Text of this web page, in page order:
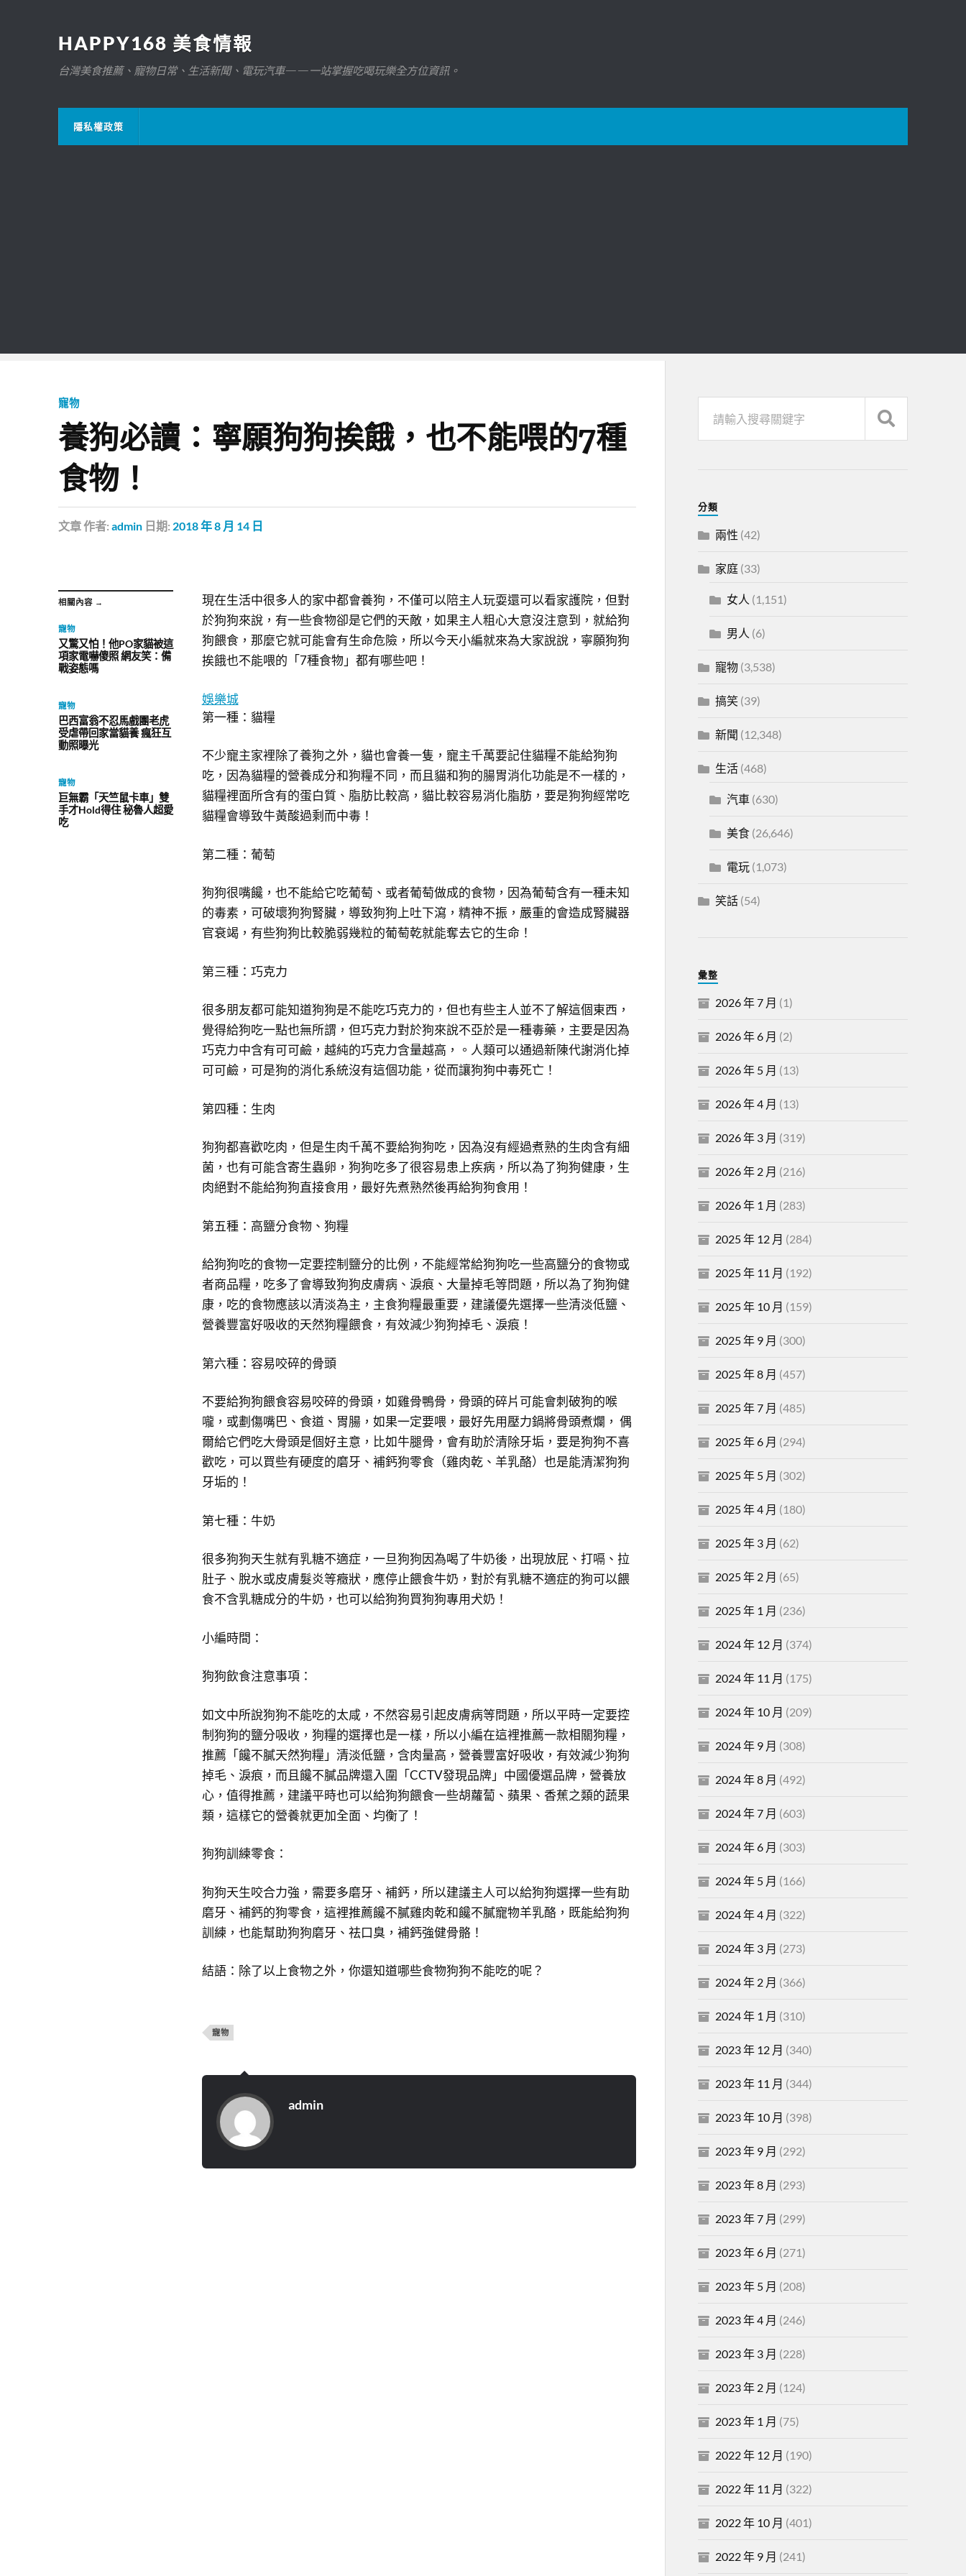
HAPPY168 美食情報
台灣美食推薦、寵物日常、生活新聞、電玩汽車——一站掌握吃喝玩樂全方位資訊。
隱私權政策
寵物
養狗必讀：寧願狗狗挨餓，也不能喂的7種
食物！
文章作者: admin 日期: 2018 年 8 月 14 日
相關內容 →
寵物
又驚又怕！他PO家貓被這
項家電嚇傻照 網友笑：備
戰姿態嗎
寵物
巴西富翁不忍馬戲團老虎
受虐帶回家當貓養 瘋狂互
動照曝光
寵物
巨無霸「天竺鼠卡車」雙
手才Hold得住 秘魯人超愛
吃
現在生活中很多人的家中都會養狗，不僅可以陪主人玩耍還可以看家護院，但對
於狗狗來說，有一些食物卻是它們的天敵，如果主人粗心大意沒注意到，就給狗
狗餵食，那麼它就可能會有生命危險，所以今天小編就來為大家說說，寧願狗狗
挨餓也不能喂的「7種食物」都有哪些吧！
娛樂城
第一種：貓糧
不少寵主家裡除了養狗之外，貓也會養一隻，寵主千萬要記住貓糧不能給狗狗
吃，因為貓糧的營養成分和狗糧不同，而且貓和狗的腸胃消化功能是不一樣的，
貓糧裡面所含有的蛋白質、脂肪比較高，貓比較容易消化脂肪，要是狗狗經常吃
貓糧會導致牛黃酸過剩而中毒！
第二種：葡萄
狗狗很嘴饞，也不能給它吃葡萄、或者葡萄做成的食物，因為葡萄含有一種未知
的毒素，可破壞狗狗腎臟，導致狗狗上吐下瀉，精神不振，嚴重的會造成腎臟器
官衰竭，有些狗狗比較脆弱幾粒的葡萄乾就能奪去它的生命！
第三種：巧克力
很多朋友都可能知道狗狗是不能吃巧克力的，但也有些主人並不了解這個東西，
覺得給狗吃一點也無所謂，但巧克力對於狗來說不亞於是一種毒藥，主要是因為
巧克力中含有可可鹼，越純的巧克力含量越高，。人類可以通過新陳代謝消化掉
可可鹼，可是狗的消化系統沒有這個功能，從而讓狗狗中毒死亡！
第四種：生肉
狗狗都喜歡吃肉，但是生肉千萬不要給狗狗吃，因為沒有經過煮熟的生肉含有細
菌，也有可能含寄生蟲卵，狗狗吃多了很容易患上疾病，所以為了狗狗健康，生
肉絕對不能給狗狗直接食用，最好先煮熟然後再給狗狗食用！
第五種：高鹽分食物、狗糧
給狗狗吃的食物一定要控制鹽分的比例，不能經常給狗狗吃一些高鹽分的食物或
者商品糧，吃多了會導致狗狗皮膚病、淚痕、大量掉毛等問題，所以為了狗狗健
康，吃的食物應該以清淡為主，主食狗糧最重要，建議優先選擇一些清淡低鹽、
營養豐富好吸收的天然狗糧餵食，有效減少狗狗掉毛、淚痕！
第六種：容易咬碎的骨頭
不要給狗狗餵食容易咬碎的骨頭，如雞骨鴨骨，骨頭的碎片可能會刺破狗的喉
嚨，或劃傷嘴巴、食道、胃腸，如果一定要喂，最好先用壓力鍋將骨頭煮爛， 偶
爾給它們吃大骨頭是個好主意，比如牛腿骨，會有助於清除牙垢，要是狗狗不喜
歡吃，可以買些有硬度的磨牙、補鈣狗零食（雞肉乾、羊乳酪）也是能清潔狗狗
牙垢的！
第七種：牛奶
很多狗狗天生就有乳糖不適症，一旦狗狗因為喝了牛奶後，出現放屁、打嗝、拉
肚子、脫水或皮膚髮炎等癥狀，應停止餵食牛奶，對於有乳糖不適症的狗可以餵
食不含乳糖成分的牛奶，也可以給狗狗買狗狗專用犬奶！
小編時間：
狗狗飲食注意事項：
如文中所說狗狗不能吃的太咸，不然容易引起皮膚病等問題，所以平時一定要控
制狗狗的鹽分吸收，狗糧的選擇也是一樣，所以小編在這裡推薦一款相關狗糧，
推薦「饞不膩天然狗糧」清淡低鹽，含肉量高，營養豐富好吸收，有效減少狗狗
掉毛、淚痕，而且饞不膩品牌還入圍「CCTV發現品牌」中國優選品牌，營養放
心，值得推薦，建議平時也可以給狗狗餵食一些胡蘿蔔、蘋果、香蕉之類的蔬果
類，這樣它的營養就更加全面、均衡了！
狗狗訓練零食：
狗狗天生咬合力強，需要多磨牙、補鈣，所以建議主人可以給狗狗選擇一些有助
磨牙、補鈣的狗零食，這裡推薦饞不膩雞肉乾和饞不膩寵物羊乳酪，既能給狗狗
訓練，也能幫助狗狗磨牙、祛口臭，補鈣強健骨骼！
結語：除了以上食物之外，你還知道哪些食物狗狗不能吃的呢？
寵物
admin
分類
兩性 (42)
家庭(33)
女人 (1,151)
男人 (6)
寵物(3,538)
搞笑(39)
新聞 (12,348)
生活(468)
汽車(630)
美食(26,646)
電玩(1,073)
笑話(54)
彙整
2026 年 7 月 (1)
2026 年 6 月 (2)
2026 年 5 月 (13)
2026 年 4 月 (13)
2026 年 3 月 (319)
2026 年 2 月 (216)
2026 年 1 月 (283)
2025 年 12 月 (284)
2025 年 11 月 (192)
2025 年 10 月 (159)
2025 年 9 月 (300)
2025 年 8 月 (457)
2025 年 7 月 (485)
2025 年 6 月 (294)
2025 年 5 月 (302)
2025 年 4 月 (180)
2025 年 3 月 (62)
2025 年 2 月 (65)
2025 年 1 月 (236)
2024 年 12 月 (374)
2024 年 11 月 (175)
2024 年 10 月 (209)
2024 年 9 月 (308)
2024 年 8 月 (492)
2024 年 7 月 (603)
2024 年 6 月 (303)
2024 年 5 月 (166)
2024 年 4 月 (322)
2024 年 3 月 (273)
2024 年 2 月 (366)
2024 年 1 月 (310)
2023 年 12 月 (340)
2023 年 11 月 (344)
2023 年 10 月 (398)
2023 年 9 月 (292)
2023 年 8 月 (293)
2023 年 7 月 (299)
2023 年 6 月 (271)
2023 年 5 月 (208)
2023 年 4 月 (246)
2023 年 3 月 (228)
2023 年 2 月 (124)
2023 年 1 月 (75)
2022 年 12 月 (190)
2022 年 11 月 (322)
2022 年 10 月 (401)
2022 年 9 月 (241)